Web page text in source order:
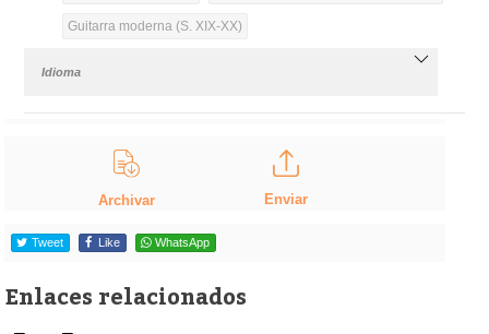
Guitarra moderna (S. XIX-XX)
Idioma
Archivar Enviar
Tweet Like WhatsApp
Enlaces relacionados